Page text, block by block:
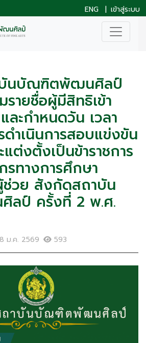
ENG | เข้าสู่ระบบ
บันบัณฑิตพัฒนศิลป์
รายชื่อผู้มีสิทธิเข้า
ะกำหนดวัน เวลา
ดำเนินการสอบแข่งขัน
ต่งตั้งเป็นข้าราชการ
รทางการศึกษา
วย สังกัดสถาบัน
ป์ ครั้งที่ 2 พ.ศ.
8 ม.ค. 2569 593